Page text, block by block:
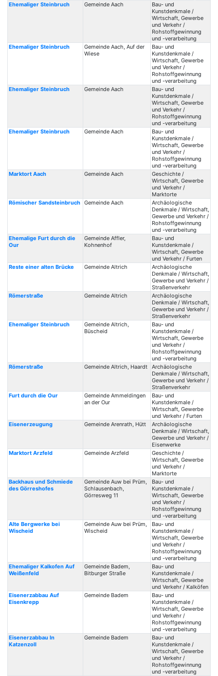
Ehemaliger Steinbruch
Gemeinde Aach
Bau- und
Kunstdenkmale /
Wirtschaft, Gewerbe
und Verkehr /
Rohstoffgewinnung
und -verarbeitung
Ehemaliger Steinbruch
Gemeinde Aach, Auf der
Wiese
Bau- und
Kunstdenkmale /
Wirtschaft, Gewerbe
und Verkehr /
Rohstoffgewinnung
und -verarbeitung
Ehemaliger Steinbruch
Gemeinde Aach
Bau- und
Kunstdenkmale /
Wirtschaft, Gewerbe
und Verkehr /
Rohstoffgewinnung
und -verarbeitung
Ehemaliger Steinbruch
Gemeinde Aach
Bau- und
Kunstdenkmale /
Wirtschaft, Gewerbe
und Verkehr /
Rohstoffgewinnung
und -verarbeitung
Marktort Aach
Gemeinde Aach
Geschichte /
Wirtschaft, Gewerbe
und Verkehr /
Marktorte
Römischer Sandsteinbruch Gemeinde Aach
Archäologische
Denkmale / Wirtschaft,
Gewerbe und Verkehr /
Rohstoffgewinnung
und -verarbeitung
Ehemalige Furt durch die
Our
Gemeinde Affler,
Kohnenhof
Bau- und
Kunstdenkmale /
Wirtschaft, Gewerbe
und Verkehr / Furten
Reste einer alten Brücke
Gemeinde Altrich
Archäologische
Denkmale / Wirtschaft,
Gewerbe und Verkehr /
Straßenverkehr
Römerstraße
Gemeinde Altrich
Archäologische
Denkmale / Wirtschaft,
Gewerbe und Verkehr /
Straßenverkehr
Ehemaliger Steinbruch
Gemeinde Altrich,
Büscheid
Bau- und
Kunstdenkmale /
Wirtschaft, Gewerbe
und Verkehr /
Rohstoffgewinnung
und -verarbeitung
Römerstraße
Gemeinde Altrich, Haardt
Archäologische
Denkmale / Wirtschaft,
Gewerbe und Verkehr /
Straßenverkehr
Furt durch die Our
Gemeinde Ammeldingen
an der Our
Bau- und
Kunstdenkmale /
Wirtschaft, Gewerbe
und Verkehr / Furten
Eisenerzeugung
Gemeinde Arenrath, Hütt
Archäologische
Denkmale / Wirtschaft,
Gewerbe und Verkehr /
Eisenwerke
Marktort Arzfeld
Gemeinde Arzfeld
Geschichte /
Wirtschaft, Gewerbe
und Verkehr /
Marktorte
Backhaus und Schmiede
des Görreshofes
Gemeinde Auw bei Prüm,
Schlausenbach,
Görresweg 11
Bau- und
Kunstdenkmale /
Wirtschaft, Gewerbe
und Verkehr /
Rohstoffgewinnung
und -verarbeitung
Alte Bergwerke bei
Wischeid
Gemeinde Auw bei Prüm,
Wischeid
Bau- und
Kunstdenkmale /
Wirtschaft, Gewerbe
und Verkehr /
Rohstoffgewinnung
und -verarbeitung
Ehemaliger Kalkofen Auf
Weißenfeld
Gemeinde Badem,
Bitburger Straße
Bau- und
Kunstdenkmale /
Wirtschaft, Gewerbe
und Verkehr / Kalköfen
Eisenerzabbau Auf
Eisenkrepp
Gemeinde Badem
Bau- und
Kunstdenkmale /
Wirtschaft, Gewerbe
und Verkehr /
Rohstoffgewinnung
und -verarbeitung
Eisenerzabbau In
Katzenzoll
Gemeinde Badem
Bau- und
Kunstdenkmale /
Wirtschaft, Gewerbe
und Verkehr /
Rohstoffgewinnung
und -verarbeitung